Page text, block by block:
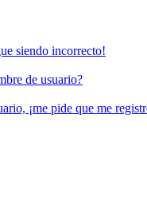
siendo incorrecto!
de usuario?
¡me pide que me